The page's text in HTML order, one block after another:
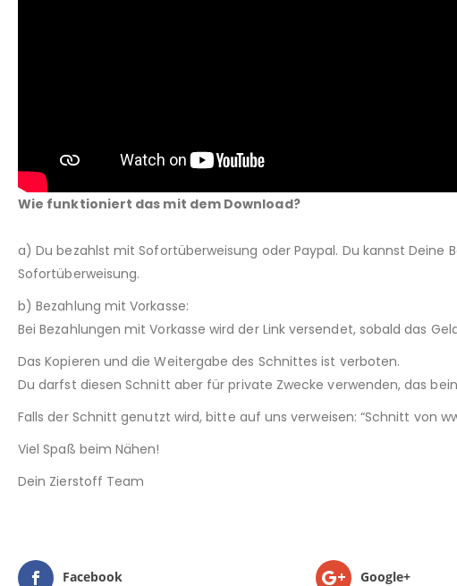
Wie funktioniert das mit dem Download?
a) Du bezahlst mit Sofortüberweisung oder Paypal. Du kannst
Sofortüberweisung.
b) Bezahlung mit Vorkasse:
Bei Bezahlungen mit Vorkasse wird der Link versendet, sobald das
Das Kopieren und die Weitergabe des Schnittes ist verboten.
Du darfst diesen Schnitt aber für private Zwecke verwenden, das
Falls der Schnitt genutzt wird, bitte auf uns verweisen: “Schnitt von
Viel Spaß beim Nähen!
Dein Zierstoff Team
Facebook Google+